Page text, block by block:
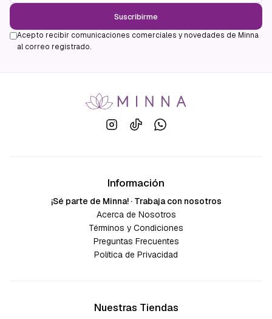
Suscribirme
Acepto recibir comunicaciones comerciales y novedades de Minna
al correo registrado.
Información
¡Sé parte de Minna! · Trabaja con nosotros
Acerca de Nosotros
Términos y Condiciones
Preguntas Frecuentes
Política de Privacidad
Nuestras Tiendas